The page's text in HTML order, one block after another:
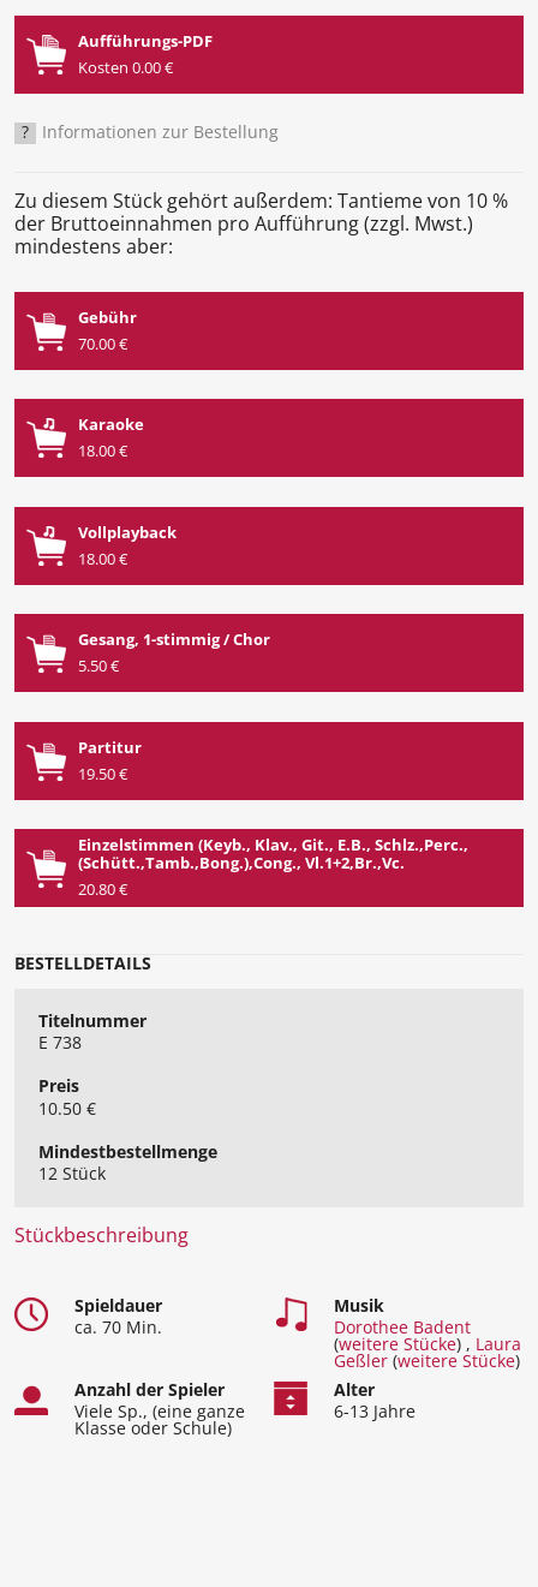
Aufführungs-PDF
Kosten 0.00 €
? Informationen zur Bestellung
Zu diesem Stück gehört außerdem: Tantieme von 10 %
der Bruttoeinnahmen pro Aufführung (zzgl. Mwst.)
mindestens aber:
Gebühr
70.00 €
Karaoke
18.00 €
Vollplayback
18.00 €
Gesang, 1-stimmig / Chor
5.50 €
Partitur
19.50 €
Einzelstimmen (Keyb., Klav., Git., E.B., Schlz.,Perc.,
(Schütt.,Tamb.,Bong.),Cong., Vl.1+2,Br.,Vc.
20.80 €
BESTELLDETAILS
Titelnummer
E 738
Preis
10.50 €
Mindest​bestellmenge
12 Stück
Stückbeschreibung
Spieldauer
ca. 70 Min.
Musik
Dorothee Badent
(weitere Stücke) , Laura
Geßler (weitere Stücke)
Anzahl der Spieler
Viele Sp., (eine ganze
Klasse oder Schule)
Alter
6-13 Jahre